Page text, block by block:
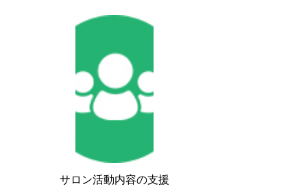
サロン活動内容の支援